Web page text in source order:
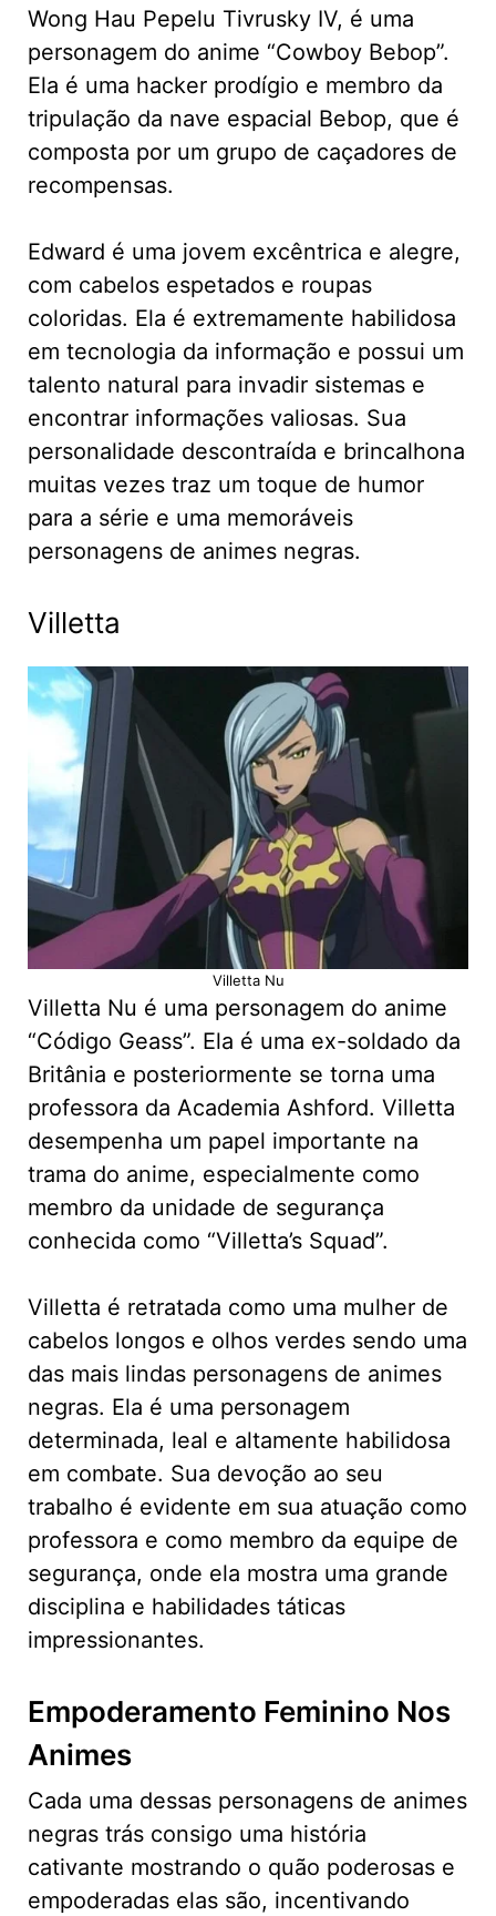
Wong Hau Pepelu Tivrusky IV, é uma
personagem do anime “Cowboy Bebop”.
Ela é uma hacker prodígio e membro da
tripulação da nave espacial Bebop, que é
composta por um grupo de caçadores de
recompensas.
Edward é uma jovem excêntrica e alegre,
com cabelos espetados e roupas
coloridas. Ela é extremamente habilidosa
em tecnologia da informação e possui um
talento natural para invadir sistemas e
encontrar informações valiosas. Sua
personalidade descontraída e brincalhona
muitas vezes traz um toque de humor
para a série e uma memoráveis
personagens de animes negras.
Villetta
Villetta Nu
Villetta Nu é uma personagem do anime
“Código Geass”. Ela é uma ex-soldado da
Britânia e posteriormente se torna uma
professora da Academia Ashford. Villetta
desempenha um papel importante na
trama do anime, especialmente como
membro da unidade de segurança
conhecida como “Villetta’s Squad”.
Villetta é retratada como uma mulher de
cabelos longos e olhos verdes sendo uma
das mais lindas personagens de animes
negras. Ela é uma personagem
determinada, leal e altamente habilidosa
em combate. Sua devoção ao seu
trabalho é evidente em sua atuação como
professora e como membro da equipe de
segurança, onde ela mostra uma grande
disciplina e habilidades táticas
impressionantes.
Empoderamento Feminino Nos
Animes
Cada uma dessas personagens de animes
negras trás consigo uma história
cativante mostrando o quão poderosas e
empoderadas elas são, incentivando